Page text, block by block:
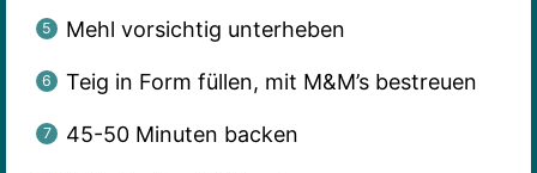
Mehl vorsichtig unterheben
Teig in Form füllen, mit M&M’s bestreuen
45-50 Minuten backen